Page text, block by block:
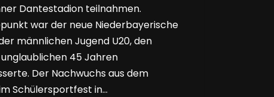
Dantestadion teilnahmen.
war der neue Niederbayerische
männlichen Jugend U20, den
45 Jahren
Der Nachwuchs aus dem
Schülersportfest in…